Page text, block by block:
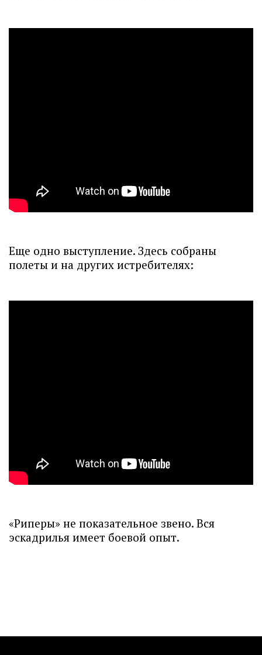
Еще одно выступление. Здесь собраны
полеты и на других истребителях:
«Риперы» не показательное звено. Вся
эскадрилья имеет боевой опыт.